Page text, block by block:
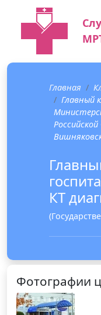
Главная
Главный
КТ
Фотографии